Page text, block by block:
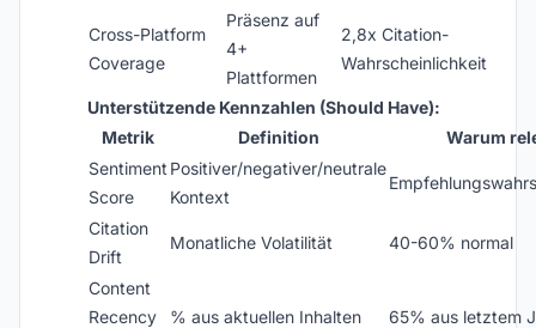
Cross-Platform
Coverage
Präsenz auf
4+
Plattformen
2,8x Citation-
Wahrscheinlichkeit
Unterstützende Kennzahlen (Should Have):
Metrik
Definition
Warum
Sentiment
Score
Positiver/negativer/neutrale
Kontext
Citation
Drift
Monatliche Volatilität 40-60% normal
Content
Recency
% aus aktuellen Inhalten 65% aus letztem